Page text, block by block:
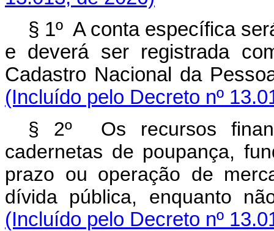
§ 1º A conta específica
e deverá ser registrada
Cadastro Nacional da
(Incluído pelo Decreto nº
§ 2º Os recursos
cadernetas de poupança,
prazo ou operação de
dívida pública, enquanto
(Incluído pelo Decreto nº